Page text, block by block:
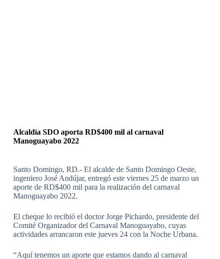
Alcaldía SDO aporta RD$400 mil al carnaval
Manoguayabo 2022
Santo Domingo, RD.- El alcalde de Santo Domingo Oeste,
ingeniero José Andújar, entregó este viernes 25 de marzo un
aporte de RD$400 mil para la realización del carnaval
Manoguayabo 2022.
El cheque lo recibió el doctor Jorge Pichardo, presidente del
Comité Organizador del Carnaval Manoguayabo, cuyas
actividades arrancaron este jueves 24 con la Noche Urbana.
“Aquí tenemos un aporte que estamos dando al carnaval